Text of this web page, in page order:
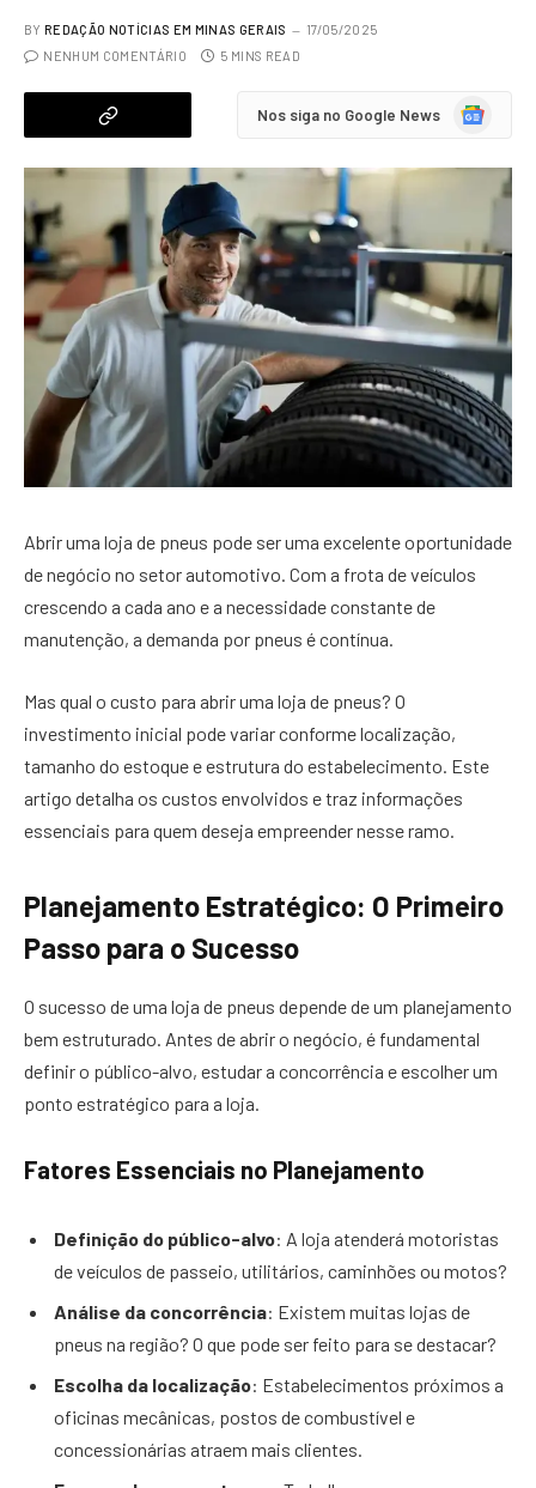
BY REDAÇÃO NOTÍCIAS EM MINAS GERAIS
17/05/2025
NENHUM COMENTÁRIO
5 MINS READ
Nos siga no Google News
Google
Abrir uma loja de pneus pode ser uma excelente oportunidade
de negócio no setor automotivo. Com a frota de veículos
crescendo a cada ano e a necessidade constante de
manutenção, a demanda por pneus é contínua.
Mas qual o custo para abrir uma loja de pneus? O
investimento inicial pode variar conforme localização,
tamanho do estoque e estrutura do estabelecimento. Este
artigo detalha os custos envolvidos e traz informações
essenciais para quem deseja empreender nesse ramo.
Planejamento Estratégico: O Primeiro
Passo para o Sucesso
O sucesso de uma loja de pneus depende de um planejamento
bem estruturado. Antes de abrir o negócio, é fundamental
definir o público-alvo, estudar a concorrência e escolher um
ponto estratégico para a loja.
Fatores Essenciais no Planejamento
Definição do público-alvo: A loja atenderá motoristas
de veículos de passeio, utilitários, caminhões ou motos?
Análise da concorrência: Existem muitas lojas de
pneus na região? O que pode ser feito para se destacar?
Escolha da localização: Estabelecimentos próximos a
oficinas mecânicas, postos de combustível e
concessionárias atraem mais clientes.